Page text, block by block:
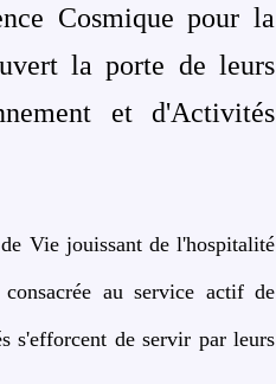
Cosmique pour la
la porte de leurs
et d'Activités
Vie jouissant de l'hospitalité
au service actif de
s'efforcent de servir par leurs